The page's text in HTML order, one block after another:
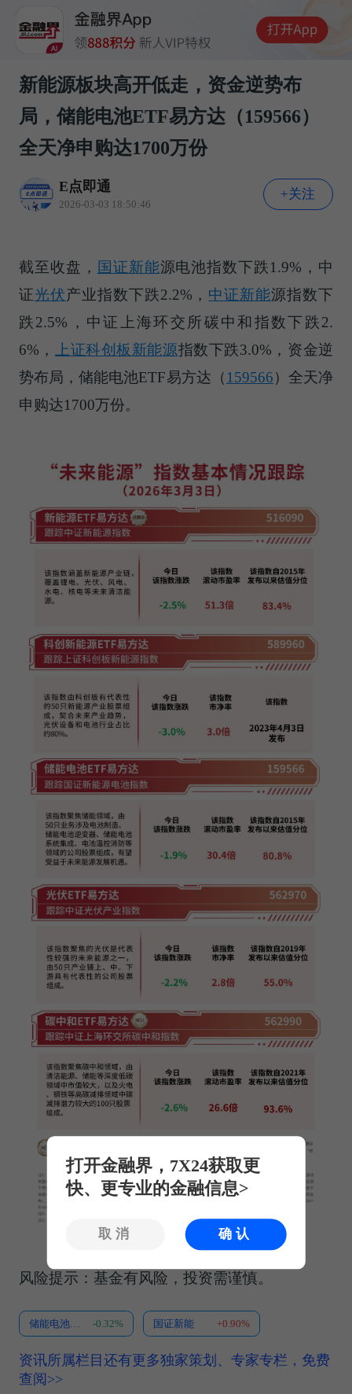
新能源板块高开低走，资金逆势布
局，储能电池ETF易方达（159566）
全天净申购达1700万份
E点即通
2026-03-03 18:50:46
+关注
截至收盘， 国证新能源电池指数下跌1.9%，中
证光伏产业指数下跌2.2%， 中证新能源指数下
跌2.5%，中证上海环交所碳中和指数下跌2.
6%，
上证科创板新能源指数下跌3.0%，资金逆
势布局，储能电池ETF易方达（ 159566）全天净
申购达1700万份。
风险提示：基金有风险，投资需谨慎。
储能电池ETF易方达 -0.32% 国证新能 +0.90%
资讯所属栏目还有更多独家策划、专家专栏，免费
查阅>>
打开金融界，7X24获取更
快、更专业的金融信息>
取消 确认